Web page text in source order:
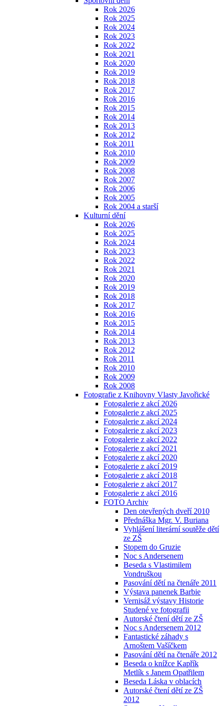
Rok 2026
Rok 2025
Rok 2024
Rok 2023
Rok 2022
Rok 2021
Rok 2020
Rok 2019
Rok 2018
Rok 2017
Rok 2016
Rok 2015
Rok 2014
Rok 2013
Rok 2012
Rok 2011
Rok 2010
Rok 2009
Rok 2008
Rok 2007
Rok 2006
Rok 2005
Rok 2004 a starší
Kulturní dění
Rok 2026
Rok 2025
Rok 2024
Rok 2023
Rok 2022
Rok 2021
Rok 2020
Rok 2019
Rok 2018
Rok 2017
Rok 2016
Rok 2015
Rok 2014
Rok 2013
Rok 2012
Rok 2011
Rok 2010
Rok 2009
Rok 2008
Fotografie z Knihovny Vlasty Javořické
Fotogalerie z akcí 2026
Fotogalerie z akcí 2025
Fotogalerie z akcí 2024
Fotogalerie z akcí 2023
Fotogalerie z akcí 2022
Fotogalerie z akcí 2021
Fotogalerie z akcí 2020
Fotogalerie z akcí 2019
Fotogalerie z akcí 2018
Fotogalerie z akcí 2017
Fotogalerie z akcí 2016
FOTO Archiv
Den otevřených dveří 2010
Přednáška Mgr. V. Buriana
Vyhlášení literární soutěže dětí
ze ZŠ
Stopem do Gruzie
Noc s Andersenem
Beseda s Vlastimilem
Vondruškou
Pasování dětí na čtenáře 2011
Výstava panenek Barbie
Vernisáž výstavy Historie
Studené ve fotografii
Autorské čtení dětí ze ZŠ
Noc s Andersenem 2012
Fantastické záhady s
Arnoštem Vašíčkem
Pasování dětí na čtenáře 2012
Beseda o knížce Kapřík
Metlík s Janem Opatřilem
Beseda Láska v oblacích
Autorské čtení dětí ze ZŠ
2012